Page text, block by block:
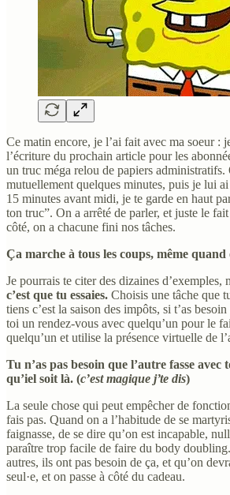
Ce matin encore, je l’ai fait avec ma soeur :
l’écriture du prochain article pour les
un truc méga relou de papiers administratifs.
mutuellement quelques minutes, puis je lui
15 minutes avant midi, je te garde en haut
ton truc”. On a arrêté de parler, et juste le
côté, on a chacune fini nos tâches.
Ça marche à tous les coups, même
Je pourrais te citer des dizaines d’exemples,
c’est que tu essaies. Choisis une tâche que
tiens c’est la saison des impôts, si t’as
toi un rendez-vous avec quelqu’un pour le
quelqu’un et utilise la présence virtuelle de
Tu n’as pas besoin que l’autre fasse
qu’iel soit là. (c’est magique j’te dis)
La seule chose qui peut empêcher de
fais pas. Quand on a l’habitude de se
faignasse, de se dire qu’on est incapable,
paraître trop facile de faire du body
autres, ils ont pas besoin de ça, et qu’on
seul·e, et on passe à côté du cadeau.